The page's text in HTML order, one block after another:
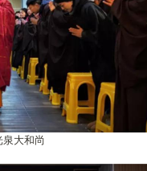
泉大和尚